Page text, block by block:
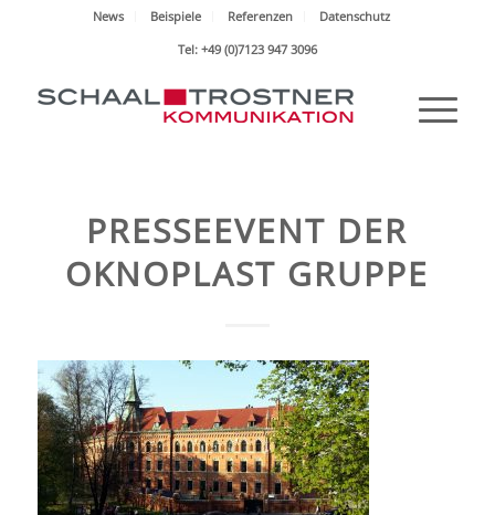
News Beispiele Referenzen
Datenschutz
Tel: +49 (0)7123 947 3096
PRESSEEVENT DER
OKNOPLAST GRUPPE